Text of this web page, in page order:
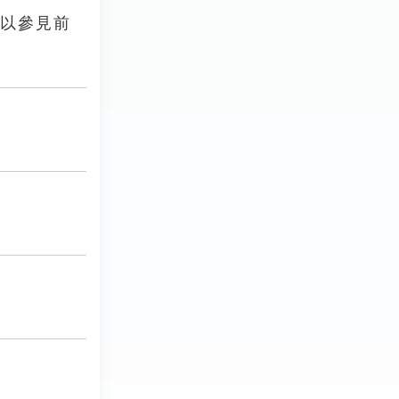
參見前